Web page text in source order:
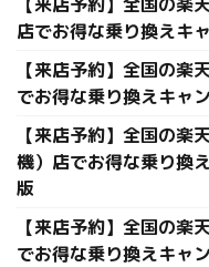
店でお得な乗り換えキ
【来店予約】全国の
でお得な乗り換えキャ
【来店予約】全国の楽
機）店でお得な乗り換
版
【来店予約】全国の
でお得な乗り換えキャ